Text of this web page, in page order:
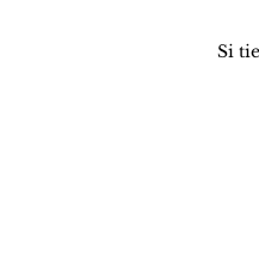
Si